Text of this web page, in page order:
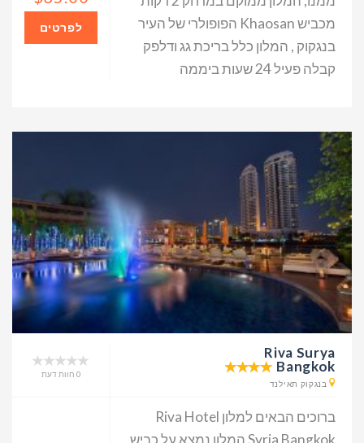
מכביש Khaosan הפופולרי של העיר
בנגקוק , המלון כלל בריכת גג ודלפק
קבלה פעיל 24 שעות ביממה
לפרטים
Riva Surya
Bangkok
בנגקוק תאילנד
0 חוות דעת
ברוכים הבאים למלון Riva Hotel
Syria Bangkok המלון נמצא על כביש